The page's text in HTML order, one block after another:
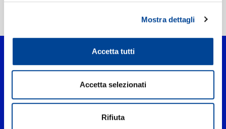
Mostra dettagli
Accetta tutti
Accetta selezionati
Rifiuta
In The Middle